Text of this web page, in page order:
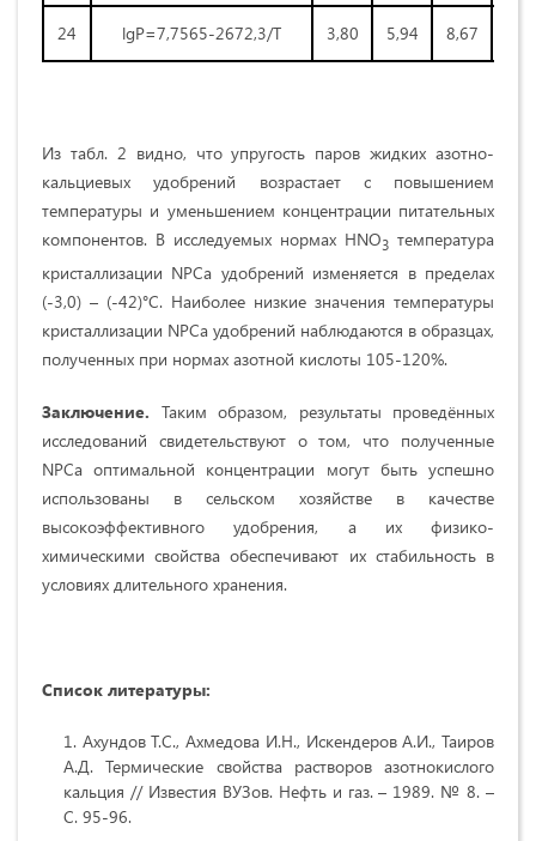
24 lgP=7,7565-2672,3/Т 3,80 5,94 8,67
Из табл. 2 видно, что упругость паров жидких азотно-
кальциевых удобрений возрастает с повышением
температуры и уменьшением концентрации питательных
компонентов. В исследуемых нормах HNO3 температура
кристаллизации NPCa удобрений изменяется в пределах
(-3,0) – (-42)°С. Наиболее низкие значения температуры
кристаллизации NPCa удобрений наблюдаются в образцах,
полученных при нормах азотной кислоты 105-120%.
Заключение. Таким образом, результаты проведённых
исследований свидетельствуют о том, что полученные
NPCa оптимальной концентрации могут быть успешно
использованы в сельском хозяйстве в качестве
высокоэффективного удобрения, а их физико-
химическими свойства обеспечивают их стабильность в
условиях длительного хранения.
Список литературы:
Ахундов Т.С., Ахмедова И.Н., Искендеров А.И., Таиров
А.Д. Термические свойства растворов азотнокислого
кальция // Известия ВУЗов. Нефть и газ. – 1989. № 8. –
С. 95-96.